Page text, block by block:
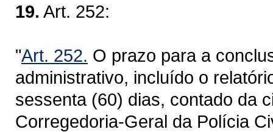
19. Art. 252:
"Art. 252. O prazo para a
administrativo, incluído o
sessenta (60) dias, contado da
Corregedoria-Geral da Polícia